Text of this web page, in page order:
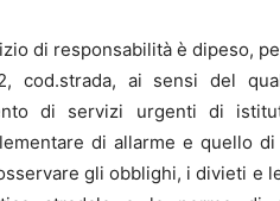
di responsabilità è dipeso,
cod.strada, ai sensi del
di servizi urgenti di
di allarme e quello
gli obblighi, i divieti e